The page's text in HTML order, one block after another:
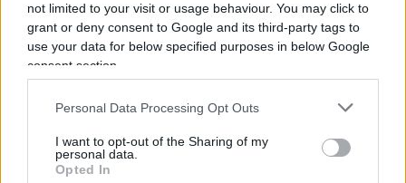
not limited to your visit or usage behaviour. You may click to
grant or deny consent to Google and its third-party tags to
use your data for below specified purposes in below Google
consent section.
Personal Data Processing Opt Outs
I want to opt-out of the Sharing of my
personal data.
Opted In
Per approfondire:
Un sondaggio stende il giudice Apostolico:
cosa pensano gli italiani
Giudice Apostolico, ora sono guai: spunta un